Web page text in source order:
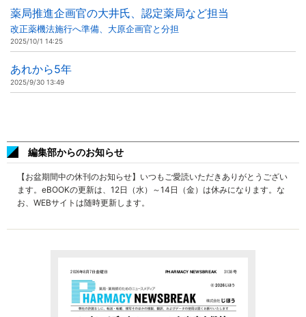
薬局推進企画官の大井氏、認定薬局など担当
改正薬機法施行へ準備、大原企画官と分担
2025/10/1 14:25
あれから5年
2025/9/30 13:49
編集部からのお知らせ
【お盆期間中の休刊のお知らせ】いつもご愛読いただきありがとうござい
ます。eBOOKの更新は、12日（水）～14日（金）は休みになります。な
お、WEBサイトは随時更新します。